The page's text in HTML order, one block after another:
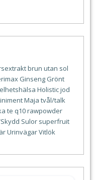
brun utan sol
Ginseng Grönt
Holisticjod
Maja tvål/talk
te q10rawpowder
Sulor superfruit
UrinvägarVitlök